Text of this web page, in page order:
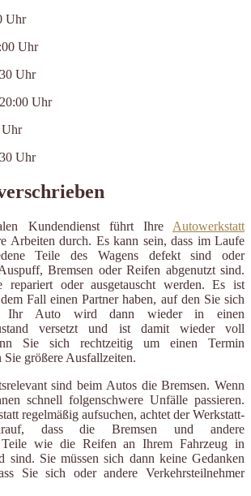
Uhr
Uhr
Uhr
Uhr
Uhr
Uhr
Kundendienst führt Ihre Autowerkstatt
Arbeiten durch. Es kann sein, dass im Laufe
Teile des Wagens defekt sind oder
Bremsen oder Reifen abgenutzt sind.
repariert oder ausgetauscht werden. Es ist
Fall einen Partner haben, auf den Sie sich
Ihr Auto wird dann wieder in einen
versetzt und ist damit wieder voll
Sie sich rechtzeitig um einen Termin
Sie größere Ausfallzeiten.
sind beim Autos die Bremsen. Wenn
schnell folgenschwere Unfälle passieren.
regelmäßig aufsuchen, achtet der Werkstatt-
dass die Bremsen und andere
Teile wie die Reifen an Ihrem Fahrzeug in
sind. Sie müssen sich dann keine Gedanken
Sie sich oder andere Verkehrsteilnehmer